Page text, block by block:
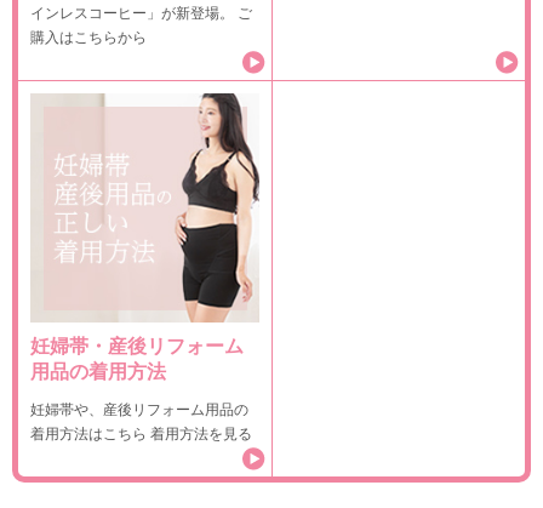
インレスコーヒー」が新登場。 ご
購入はこちらから
妊婦帯・産後リフォーム
用品の着用方法
妊婦帯や、産後リフォーム用品の
着用方法はこちら 着用方法を見る